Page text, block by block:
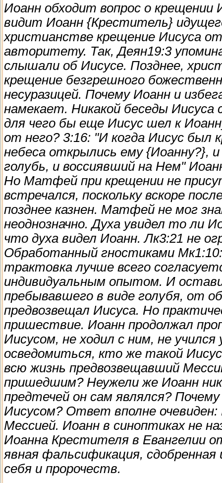
Иоанн обходит вопрос о крещении
видит Иоанн {Креститель}
христианстве крещение Иисуса
авторитету. Так, Деян19:3
слышали об Иисусе. Позднее,
крещение безгрешного
несуразицей. Почему Иоанн и
намекает. Никакой беседы Иисуса
для чего бы еще Иисус шел к
от него? 3:16: "И когда Иисус был
небеса открылись ему {Иоанну?},
голубь, и воссиявший на Нем"
Но Матфей при крещении не
встречался, поскольку вскоре
позднее казнен. Матфей не мог
неоднозначно. Духа увидел то ли
что духа видел Иоанн. Лк3:21 не
Обработанный гностиками
трактовка лучше всего
индивидуальным опытом. И
пребывавшего в виде голубя, от
предвозвещал Иисуса. Но
пришествие. Иоанн продолжал
Иисусом, не ходил с ним, не
осведомиться, кто же такой
всю жизнь предвозвещавший
пришедшим? Неужели же Иоанн
предтечей он сам являлся?
Иисусом? Ответ вполне
Мессией. Иоанн в синоптиках не
Иоанна Крестителя в Евангелии
явная фальсификация,
себя и пророчеств.